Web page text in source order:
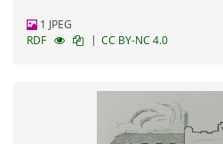
1 JPEG
RDF
| CC BY-NC 4.0